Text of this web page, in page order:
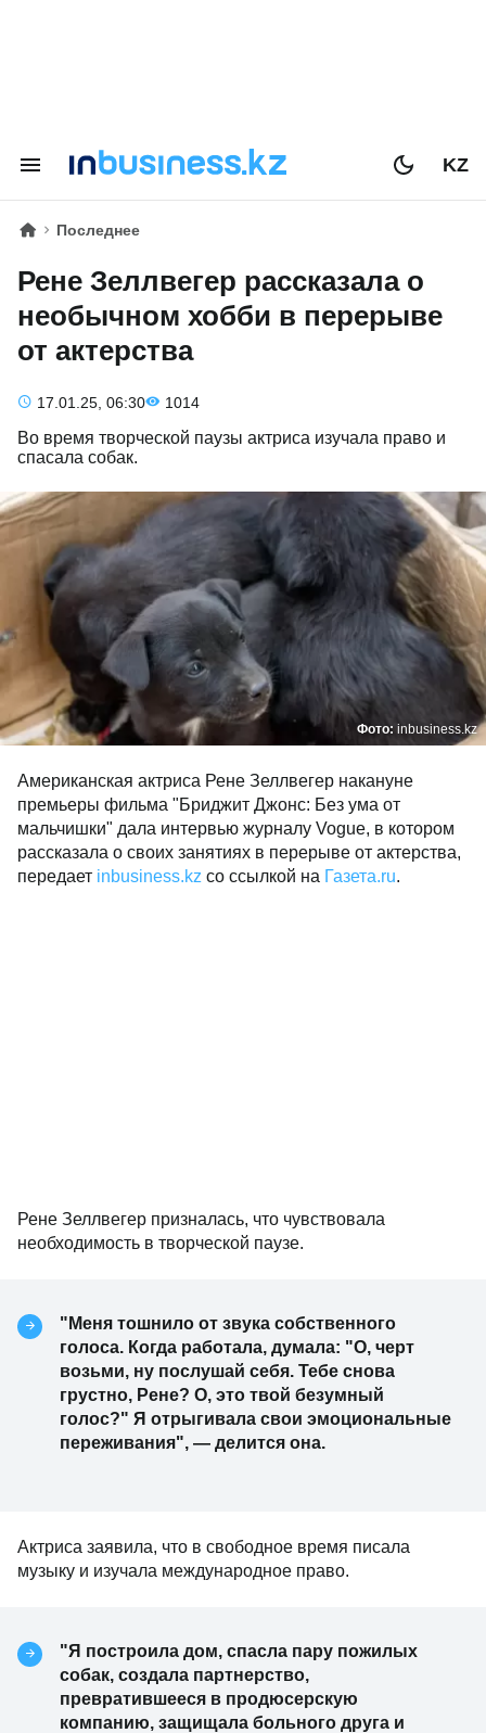
KZ
Последнее
Рене Зеллвегер рассказала о
необычном хобби в перерыве
от актерства
17.01.25, 06:30 1014
Во время творческой паузы актриса изучала право и
спасала собак.
Фото: inbusiness.kz
Американская актриса Рене Зеллвегер накануне
премьеры фильма "Бриджит Джонс: Без ума от
мальчишки" дала интервью журналу Vogue, в котором
рассказала о своих занятиях в перерыве от актерства,
передает inbusiness.kz со ссылкой на Газета.ru.
Рене Зеллвегер призналась, что чувствовала
необходимость в творческой паузе.
"Меня тошнило от звука собственного
голоса. Когда работала, думала: "О, черт
возьми, ну послушай себя. Тебе снова
грустно, Рене? О, это твой безумный
голос?" Я отрыгивала свои эмоциональные
переживания", — делится она.
Актриса заявила, что в свободное время писала
музыку и изучала международное право.
"Я построила дом, спасла пару пожилых
собак, создала партнерство,
превратившееся в продюсерскую
компанию, защищала больного друга и